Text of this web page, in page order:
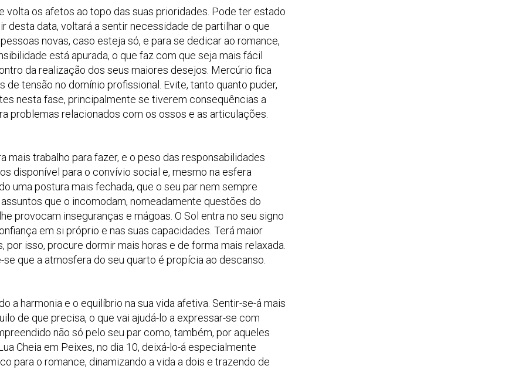
volta os afetos ao topo das suas prioridades. Pode ter estado
desta data, voltará a sentir necessidade de partilhar o que
novas, caso esteja só, e para se dedicar ao romance,
está apurada, o que faz com que seja mais fácil
da realização dos seus maiores desejos. Mercúrio fica
tensão no domínio profissional. Evite, tanto quanto puder,
nesta fase, principalmente se tiverem consequências a
problemas relacionados com os ossos e as articulações.
mais trabalho para fazer, e o peso das responsabilidades
disponível para o convívio social e, mesmo na esfera
uma postura mais fechada, que o seu par nem sempre
que o incomodam, nomeadamente questões do
provocam inseguranças e mágoas. O Sol entra no seu signo
em si próprio e nas suas capacidades. Terá maior
isso, procure dormir mais horas e de forma mais relaxada.
que a atmosfera do seu quarto é propícia ao descanso.
a harmonia e o equilíbrio na sua vida afetiva. Sentir-se-á mais
de que precisa, o que vai ajudá-lo a expressar-se com
não só pelo seu par como, também, por aqueles
Cheia em Peixes, no dia 10, deixá-lo-á especialmente
para o romance, dinamizando a vida a dois e trazendo de